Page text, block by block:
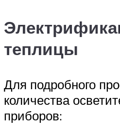
теплицы
Для подробного
количества
приборов: